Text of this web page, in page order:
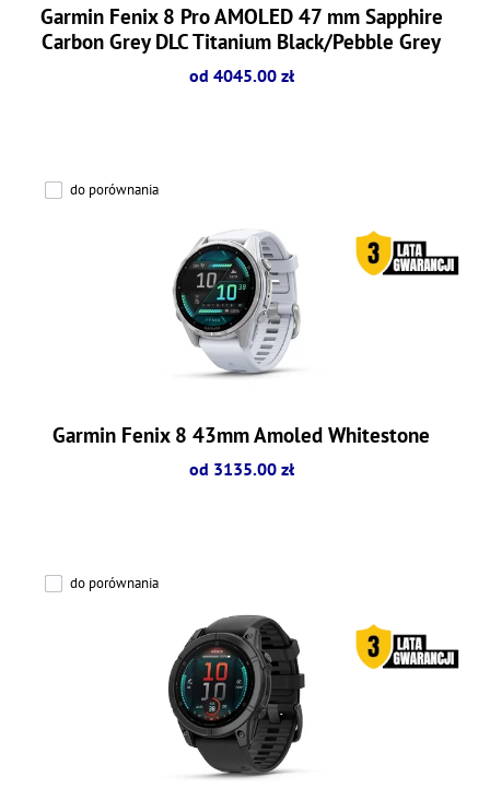
Garmin Fenix 8 Pro AMOLED 47 mm Sapphire
Carbon Grey DLC Titanium Black/Pebble Grey
od 4045.00 zł
do porównania
Garmin Fenix 8 43mm Amoled Whitestone
od 3135.00 zł
do porównania